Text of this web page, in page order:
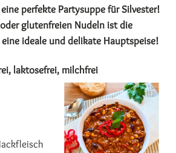
perfekte Partysuppe für Silvester!
glutenfreien Nudeln ist die
ideale und delikate Hauptspeise!
laktosefrei, milchfrei